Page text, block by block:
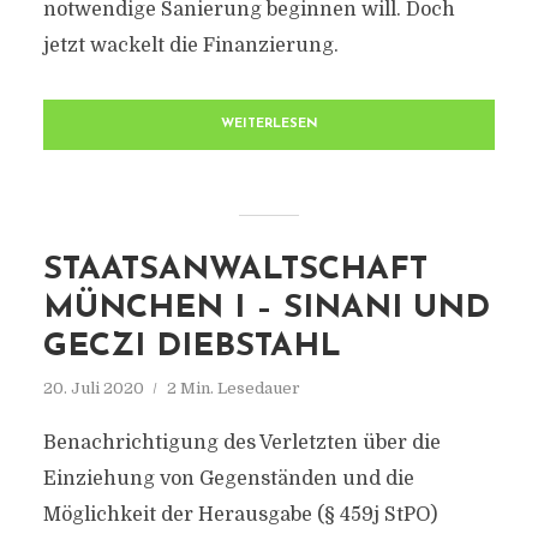
notwendige Sanierung beginnen will. Doch
jetzt wackelt die Finanzierung.
WEITERLESEN
STAATSANWALTSCHAFT
MÜNCHEN I – SINANI UND
GECZI DIEBSTAHL
20. Juli 2020 2 Min. Lesedauer
Benachrichtigung des Verletzten über die
Einziehung von Gegenständen und die
Möglichkeit der Herausgabe (§ 459j StPO)